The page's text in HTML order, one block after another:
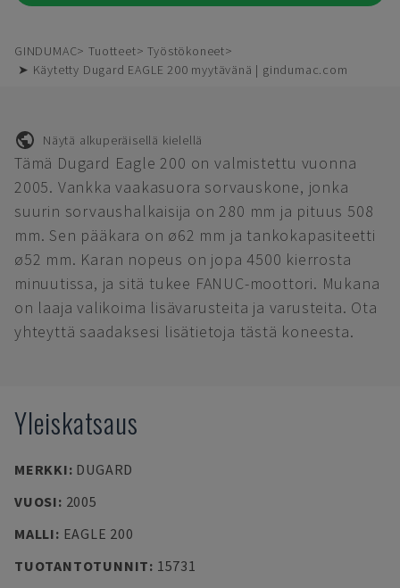
GINDUMAC Tuotteet
Työstökoneet
➤ Käytetty Dugard EAGLE 200 myytävänä | gindumac.com
Näytä alkuperäisellä kielellä
Tämä Dugard Eagle 200 on valmistettu vuonna
2005. Vankka vaakasuora sorvauskone, jonka
suurin sorvaushalkaisija on 280 mm ja pituus 508
mm. Sen pääkara on ø62 mm ja tankokapasiteetti
ø52 mm. Karan nopeus on jopa 4500 kierrosta
minuutissa, ja sitä tukee FANUC-moottori. Mukana
on laaja valikoima lisävarusteita ja varusteita. Ota
yhteyttä saadaksesi lisätietoja tästä koneesta.
Yleiskatsaus
MERKKI: DUGARD
VUOSI: 2005
MALLI: EAGLE 200
TUOTANTOTUNNIT: 15731